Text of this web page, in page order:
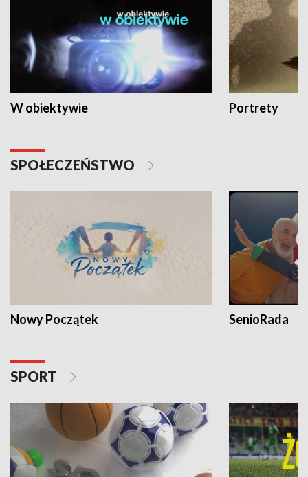
W obiektywie Portrety
SPOŁECZEŃSTWO
Nowy Początek SenioRada
SPORT